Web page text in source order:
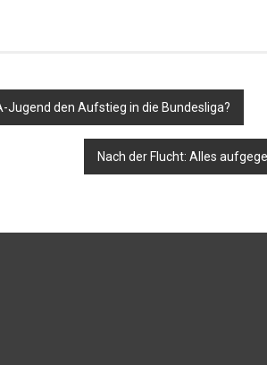
Jugend den Aufstieg in die Bundesliga?
Nach der Flucht: Alles